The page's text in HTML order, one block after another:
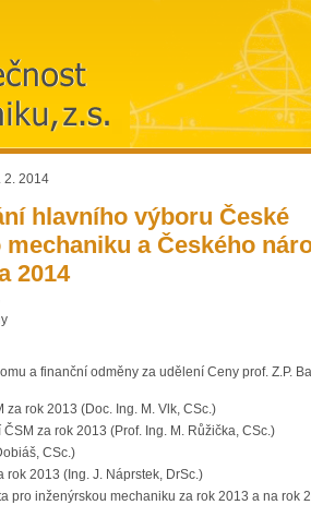
z.s.
2. 2014
hlavního výboru České
a Českého
2014
a finanční odměny za udělení Ceny prof. Z.P.
Machové,
za rok 2013 (Doc. Ing. M. Vlk, CSc.)
za rok 2013 (Prof. Ing. M. Růžička, CSc.)
CSc.)
rok 2013 (Ing. J. Náprstek, DrSc.)
pro inženýrskou mechaniku za rok 2013 a na rok